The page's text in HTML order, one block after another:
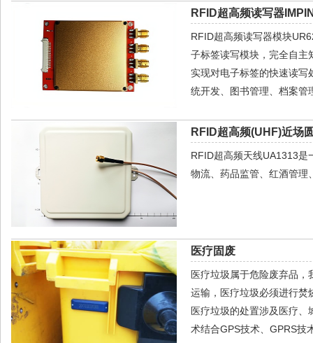
RFID超高频读写器
RFID超高频读写器模块
子标签读写模块，完全自主
实现对电子标签的快速读
统开发、图书管理、档案管
RFID超高频(UHF)近场
RFID超高频天线UA1313是
物流、药品监管、红酒管理
医疗固废
医疗垃圾属于危险废弃品
运输，医疗垃圾必须进行焚
医疗垃圾的处置涉及医疗
术结合GPS技术、GPRS技